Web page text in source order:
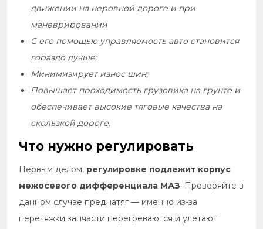
движении на неровной дороге и при
маневрировании
С его помощью управляемость авто становится
гораздо лучше;
Минимизирует износ шин;
Повышает проходимость грузовика на грунте и
обеспечивает высокие тяговые качества на
скользкой дороге.
Что нужно регулировать
Первым делом, регулировке подлежит корпус
межосевого дифференциала МАЗ. Проверяйте в
данном случае преднатяг — именно из-за
перетяжки запчасти перегреваются и улетают